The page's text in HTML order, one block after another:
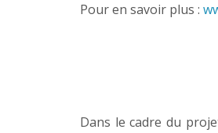
Pour en savoir plus :
Dans le cadre du